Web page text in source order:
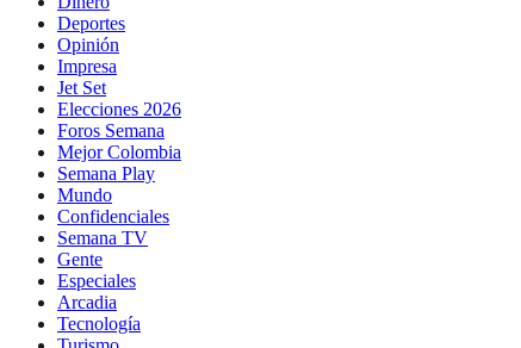
Deportes
Opinión
Impresa
Jet Set
Elecciones 2026
Foros Semana
Mejor Colombia
Semana Play
Mundo
Confidenciales
Semana TV
Gente
Especiales
Arcadia
Tecnología